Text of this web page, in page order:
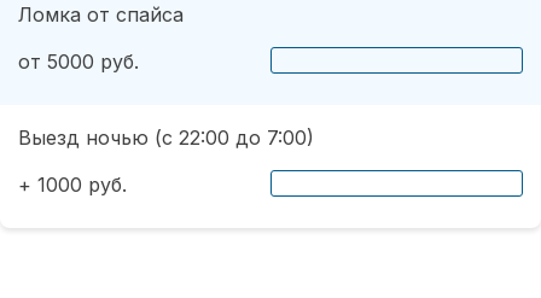
Ломка от спайса
от 5000 руб.
Выезд ночью (с 22:00 до 7:00)
+ 1000 руб.